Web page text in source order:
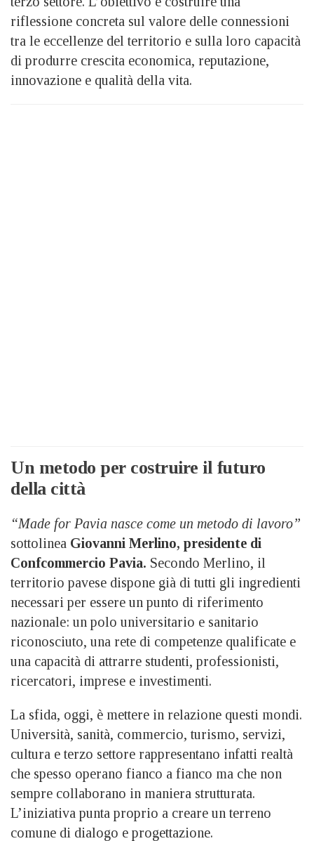
riflessione concreta sul valore delle connessioni
tra le eccellenze del territorio e sulla loro capacità
di produrre crescita economica, reputazione,
innovazione e qualità della vita.
Un metodo per costruire il futuro
della città
“Made for Pavia nasce come un metodo di lavoro”
sottolinea Giovanni Merlino, presidente di
Confcommercio Pavia. Secondo Merlino, il
territorio pavese dispone già di tutti gli ingredienti
necessari per essere un punto di riferimento
nazionale: un polo universitario e sanitario
riconosciuto, una rete di competenze qualificate e
una capacità di attrarre studenti, professionisti,
ricercatori, imprese e investimenti.
La sfida, oggi, è mettere in relazione questi mondi.
Università, sanità, commercio, turismo, servizi,
cultura e terzo settore rappresentano infatti realtà
che spesso operano fianco a fianco ma che non
sempre collaborano in maniera strutturata.
L’iniziativa punta proprio a creare un terreno
comune di dialogo e progettazione.